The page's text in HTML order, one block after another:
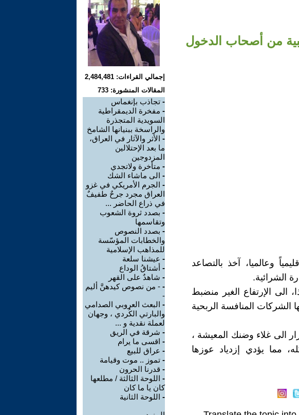
من أصحاب الدخول
وعالميا، آخذ بالتصاعد
الشرائية.
الإرتفاع الغير منضبط
الشركات المنافسة الربحية
الى غلاء وضنك المعيشة ،
مما يؤدي إزدياد عوزها
إجمالي القراءات: 2,484,481
المقالات المنشورة: 733
- تجاذب بإنغماس
- مفخرة الديمقراطية
السويدية المتجذرة
والراسخة ببنيانها الشامخ
- الأثر والآثار في العراق،
ما بعد الإحتلالين
المزدوجين
- متأخرة ولاتجدي
- الى ماشاء الشك
- الجرم الأمريكي في غزو
العراق مجرد جرحٌ طفيفٌ
في ذراع الحاضر ...
- بصدد ثروة الشعوب
وتقاسمها
- بصدد النصوص
والخطابات المؤسّسة
للمذاهب الإسلامية
- عيشنا سلعة
- أشتاقُ الوداع
- شاهدٌ على القهر
- - من نصوص كيدهنَّ أليم
-
- البعث العروبي الصدامي
والبارتي الكُردي ، وجهان
لعملة نقدية و ...
- شرقة في الريق
- اقسى ما يرام
- عراق للبيع
- تموز .. موت وقيامة
- قدرنا الحرون
- اللوحة الثالثة / مطلعها
كان يا ما كان
- اللوحة الثانية